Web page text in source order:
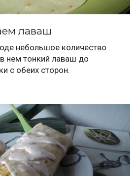
лаваш
небольшое количество
нем тонкий лаваш до
с обеих сторон.